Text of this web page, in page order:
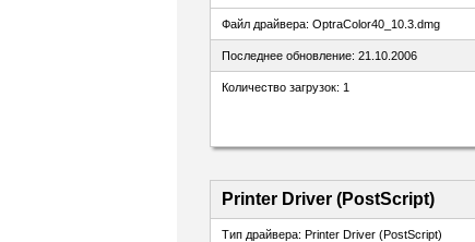
Файл драйвера: OptraColor40_10.3.dmg
Последнее обновление: 21.10.2006
Количество загрузок: 1
Printer Driver (PostScript)
Тип драйвера: Printer Driver (PostScript)